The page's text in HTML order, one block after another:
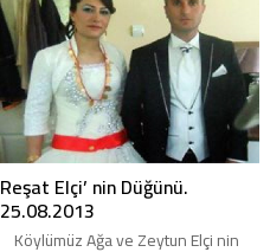
Reşat Elçi’ nin Düğünü.
25.08.2013
Köylümüz Ağa ve Zeytun Elçi nin